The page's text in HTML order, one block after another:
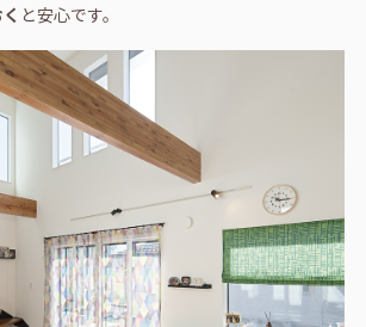
と安心です。